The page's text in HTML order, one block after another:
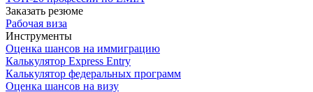
Заказать резюме
Рабочая виза
Инструменты
Оценка шансов на иммиграцию
Калькулятор Express Entry
Калькулятор федеральных программ
Оценка шансов на визу